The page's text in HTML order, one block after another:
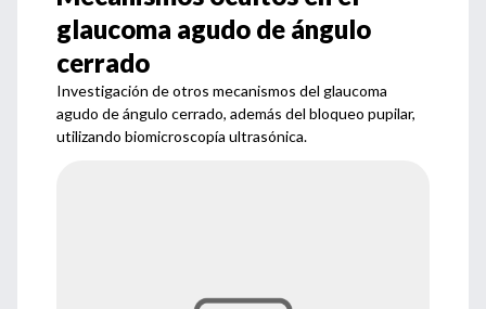
glaucoma agudo de ángulo
cerrado
Investigación de otros mecanismos del glaucoma
agudo de ángulo cerrado, además del bloqueo pupilar,
utilizando biomicroscopía ultrasónica.